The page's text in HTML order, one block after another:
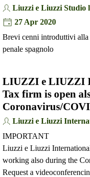
Liuzzi e Liuzzi Studio
27 Apr 2020
Brevi cenni introduttivi alla
penale spagnolo
LIUZZI e LIUZZI
Tax firm is open
Coronavirus/
Liuzzi e Liuzzi
IMPORTANT
Liuzzi e Liuzzi
working also during the
Request a